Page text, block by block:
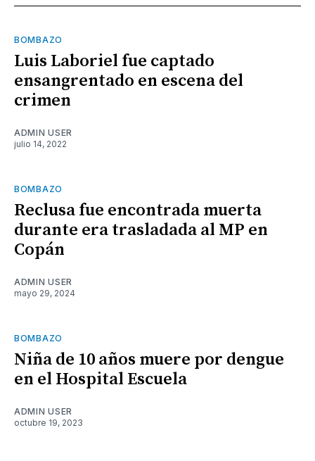
BOMBAZO
Luis Laboriel fue captado
ensangrentado en escena del
crimen
ADMIN USER
julio 14, 2022
BOMBAZO
Reclusa fue encontrada muerta
durante era trasladada al MP en
Copán
ADMIN USER
mayo 29, 2024
BOMBAZO
Niña de 10 años muere por dengue
en el Hospital Escuela
ADMIN USER
octubre 19, 2023